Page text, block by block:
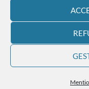
Ressources
L'actualité
Plan du site